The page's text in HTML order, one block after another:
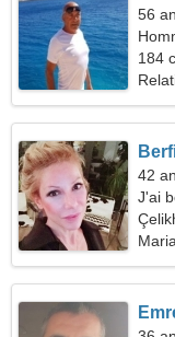
56
52
184
42
J'ai